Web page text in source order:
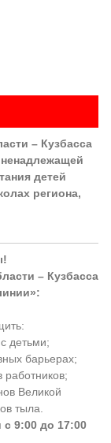
– Кузбасса
детей
региона,
– Кузбасса
детьми;
барьерах;
Великой
тыла.
9:00 до 17:00